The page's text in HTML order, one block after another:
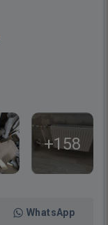
+158
WhatsApp